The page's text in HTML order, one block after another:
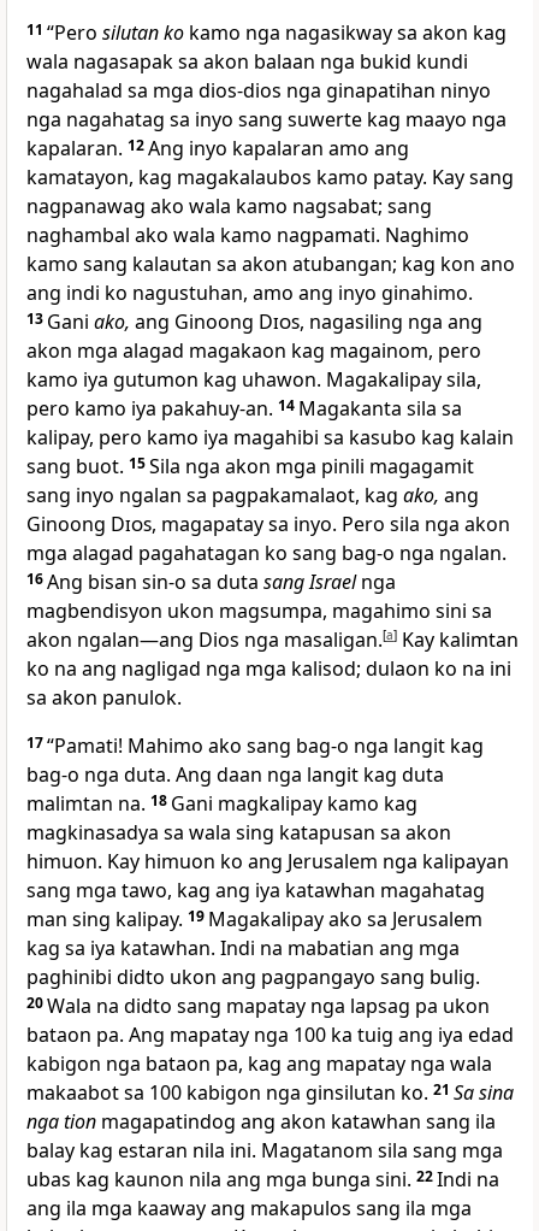
11 “Pero silutan ko kamo nga nagasikway sa akon kag
wala nagasapak sa akon balaan nga bukid kundi
nagahalad sa mga dios-dios nga ginapatihan ninyo
nga nagahatag sa inyo sang suwerte kag maayo nga
kapalaran. 12Ang inyo kapalaran amo ang
kamatayon, kag magakalaubos kamo patay. Kay sang
nagpanawag ako wala kamo nagsabat; sang
naghambal ako wala kamo nagpamati. Naghimo
kamo sang kalautan sa akon atubangan; kag kon ano
ang indi ko nagustuhan, amo ang inyo ginahimo.
13 Gani ako, ang Ginoong Dios, nagasiling nga ang
akon mga alagad magakaon kag magainom, pero
kamo iya gutumon kag uhawon. Magakalipay sila,
pero kamo iya pakahuy-an. 14 Magakanta sila sa
kalipay, pero kamo iya magahibi sa kasubo kag kalain
sang buot. 15Sila nga akon mga pinili magagamit
sang inyo ngalan sa pagpakamalaot, kag ako, ang
Ginoong Dios, magapatay sa inyo. Pero sila nga akon
mga alagad pagahatagan ko sang bag-o nga ngalan.
16Ang bisan sin-o sa duta sang Israelnga
magbendisyon ukon magsumpa, magahimo sini sa
akon ngalan—ang Dios nga masaligan.[a] Kay kalimtan
ko na ang nagligad nga mga kalisod; dulaon ko na ini
sa akon panulok.
17“Pamati! Mahimo ako sang bag-o nga langit kag
bag-o nga duta. Ang daan nga langit kag duta
malimtan na. 18 Gani magkalipay kamo kag
magkinasadya sa wala sing katapusan sa akon
himuon. Kay himuon ko ang Jerusalem nga kalipayan
sang mga tawo, kag ang iya katawhan magahatag
man sing kalipay. 19 Magakalipay ako sa Jerusalem
kag sa iya katawhan. Indi na mabatian ang mga
paghinibi didto ukon ang pagpangayo sang bulig.
20Wala na didto sang mapatay nga lapsag pa ukon
bataon pa. Ang mapatay nga 100 ka tuig ang iya edad
kabigon nga bataon pa, kag ang mapatay nga wala
makaabot sa 100 kabigon nga ginsilutan ko. 21 Sa sina
nga tion magapatindog ang akon katawhan sang ila
balay kag estaran nila ini. Magatanom sila sang mga
ubas kag kaunon nila ang mga bunga sini. 22Indi na
ang ila mga kaaway ang makapulos sang ila mga